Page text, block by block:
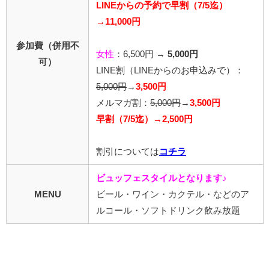
参加費（併用不
可）
LINEからの予約で早割（7/5迄）
→11,000円
女性 ：6,500円 → 5,000円
LINE割
（LINEからのお申込みで）
：
5,000円 → 3,500円
メルマガ割： 5,000円 → 3,500円
早割（7/5迄）→2,500円
割引については コチラ
MENU
ビュッフェスタイルとなります♪
ビール・ワイン・カクテル・などのア
ルコール・ソフトドリンク飲み放題